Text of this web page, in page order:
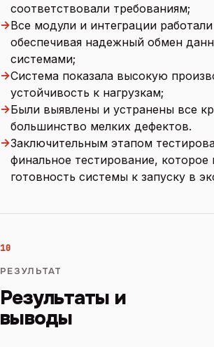
соответствовали требованиям;
→Все модули и интеграции
обеспечивая надежный обмен
системами;
→Система показала высокую
устойчивость к нагрузкам;
→Были выявлены и устранены все
большинство мелких дефектов.
→Заключительным этапом
финальное тестирование, которое
готовность системы к запуску в
10
РЕЗУЛЬТАТ
Результаты и
выводы